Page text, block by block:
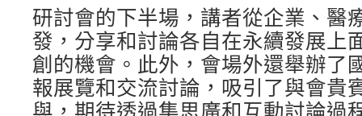
研討會的下半場，講者從企業、醫
發，分享和討論各自在永續發展上
創的機會。此外，會場外還舉辦了
報展覽和交流討論，吸引了與會貴
與，期待透過集思廣和互動討論過